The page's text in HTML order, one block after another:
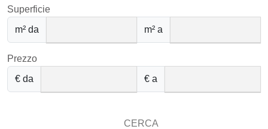
Superficie
m² da
m² a
Prezzo
€ da
€ a
CERCA